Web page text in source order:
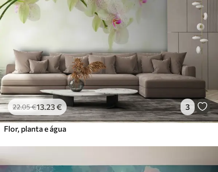
22.05€13.23€ 3
Flor, planta e água